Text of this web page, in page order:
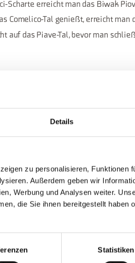
Details
zu personalisieren, Funktionen
Außerdem geben wir
Werbung und Analysen weiter.
die Sie ihnen bereitgestellt haben
Statistiken
Scharte erreicht man das Biwak
Comelico-Tal genießt, erreicht man
auf das Piave-Tal, bevor man